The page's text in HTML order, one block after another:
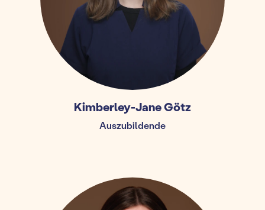
Kimberley-Jane Götz
Auszubildende